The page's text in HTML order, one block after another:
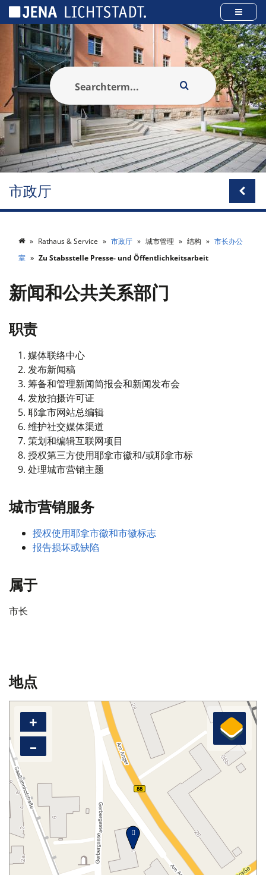
市政厅
Rathaus & Service 市政厅 城市管理 结构
市长办公
室
Zu Stabsstelle Presse- und Öffentlichkeitsarbeit
新闻和公共关系部门
职责
媒体联络中心
发布新闻稿
筹备和管理新闻简报会和新闻发布会
发放拍摄许可证
耶拿市网站总编辑
维护社交媒体渠道
策划和编辑互联网项目
授权第三方使用耶拿市徽和/或耶拿市标
处理城市营销主题
城市营销服务
授权使用耶拿市徽和市徽标志
报告损坏或缺陷
属于
市长
地点
+
–
Cookies management panel